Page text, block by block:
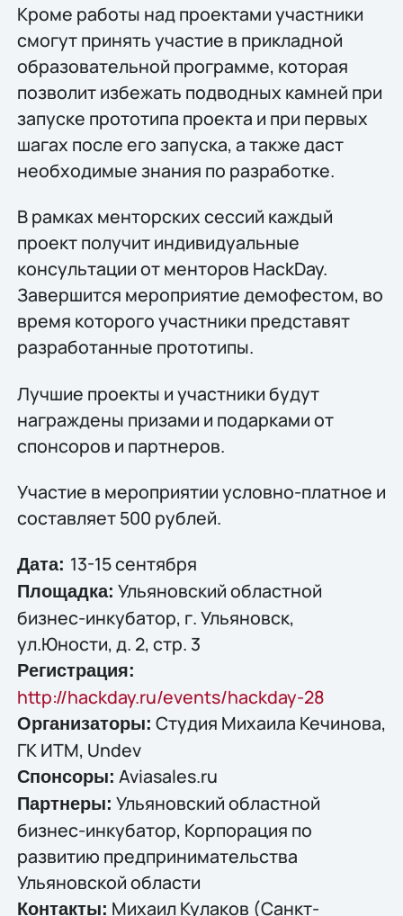
Кроме работы над проектами участники
смогут принять участие в прикладной
образовательной программе, которая
позволит избежать подводных камней при
запуске прототипа проекта и при первых
шагах после его запуска, а также даст
необходимые знания по разработке.
В рамках менторских сессий каждый
проект получит индивидуальные
консультации от менторов HackDay.
Завершится мероприятие демофестом, во
время которого участники представят
разработанные прототипы.
Лучшие проекты и участники будут
награждены призами и подарками от
спонсоров и партнеров.
Участие в мероприятии условно-платное и
составляет 500 рублей.
Дата: 13-15 сентября
Площадка: Ульяновский областной
бизнес-инкубатор, г. Ульяновск,
ул.Юности, д. 2, стр. 3
Регистрация:
http://hackday.ru/events/hackday-28
Организаторы: Студия Михаила Кечинова,
ГК ИТМ, Undev
Спонсоры: Aviasales.ru
Партнеры: Ульяновский областной
бизнес-инкубатор, Корпорация по
развитию предпринимательства
Ульяновской области
Контакты: Михаил Кулаков (Санкт-